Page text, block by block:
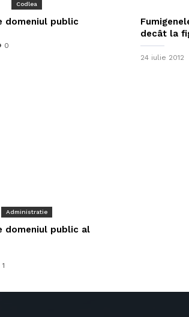
Codlea
domeniul public
0
decât la
24 iulie 2012
Administratie
domeniul public al
1